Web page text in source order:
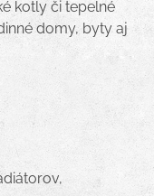
kotly či tepelné
domy, byty aj